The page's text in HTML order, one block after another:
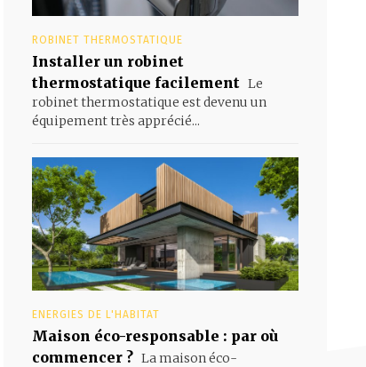
ROBINET THERMOSTATIQUE
Installer un robinet
thermostatique facilement Le
robinet thermostatique est devenu un
équipement très apprécié...
ENERGIES DE L'HABITAT
Maison éco-responsable : par où
commencer ? La maison éco-